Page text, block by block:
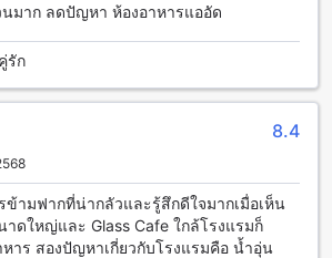
การรับประทานอาหารที่โรงแรมมรกต
ารสิ่งอำนวยความสะดวกการรับประทาน
นอาหาร หรือรับประทานในห้องพักได้ตาม
งท่านเอง นอกจากนี้ยังมีบริการรูมเซอร์วิสที่
านอาหารได้ในบรรยากาศที่สะดวกสบาย
หารเช้าบุฟเฟ่ต์และอาหารเช้าที่สามารถ
บของท่าน และมีเมนูอาหารทวีคูณที่มีให้
นมาก ลดปัญหา ห้องอาหารแออัด
รัก
8.4
ข้ามฟากที่น่ากลัวและรู้สึกดีใจมากเมื่อเห็น
าดใหญ่และ Glass Cafe ใกล้โรงแรมก็
าร สองปัญหาเกี่ยวกับโรงแรมคือ น้ำอุ่น